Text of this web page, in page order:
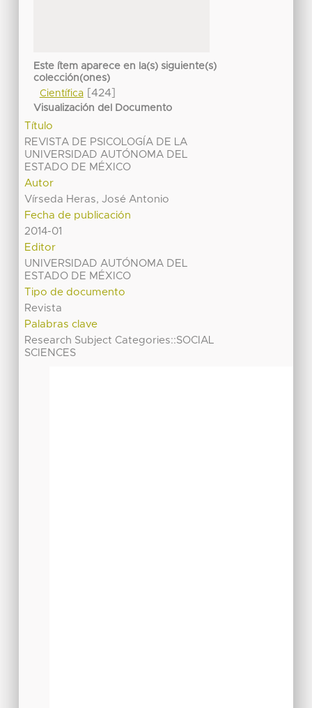
Este ítem aparece en la(s) siguiente(s)
colección(ones)
Científica[424]
Visualización del Documento
Título
REVISTA DE PSICOLOGÍA DE LA
UNIVERSIDAD AUTÓNOMA DEL
ESTADO DE MÉXICO
Autor
Vírseda Heras, José Antonio
Fecha de publicación
2014-01
Editor
UNIVERSIDAD AUTÓNOMA DEL
ESTADO DE MÉXICO
Tipo de documento
Revista
Palabras clave
Research Subject Categories::SOCIAL
SCIENCES